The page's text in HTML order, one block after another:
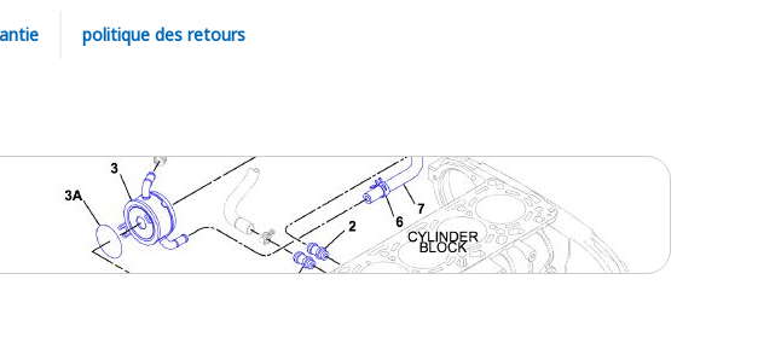
politique des retours